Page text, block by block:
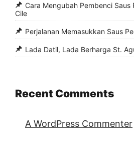
Cara Mengubah Pembenci Saus
Cile
Perjalanan Memasukkan Saus
Lada Datil, Lada Berharga St.
Recent Comments
A WordPress Commenter